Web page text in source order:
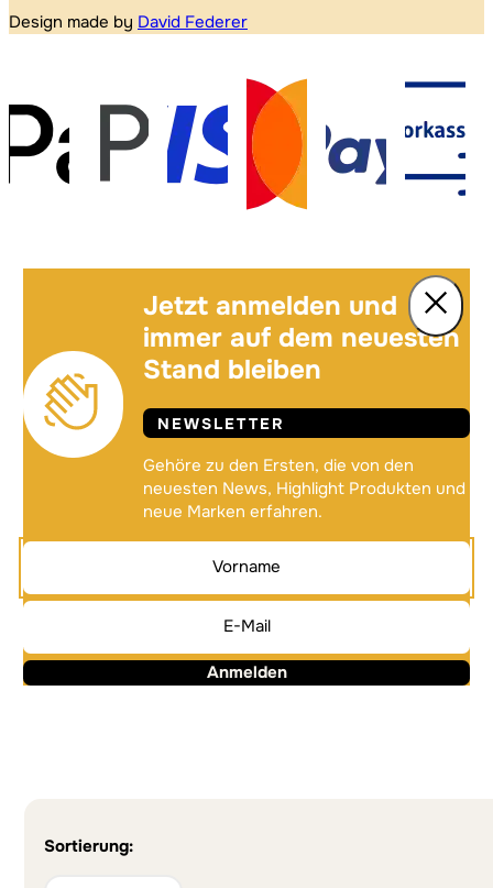
Design made by David Federer
Jetzt anmelden und
immer auf dem neuesten
Stand bleiben
NEWSLETTER
Gehöre zu den Ersten, die von den
neuesten News, Highlight Produkten und
neue Marken erfahren.
Anmelden
Sortierung: